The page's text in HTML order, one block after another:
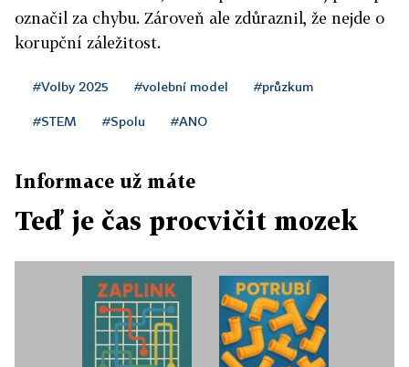
označil za chybu. Zároveň ale zdůraznil, že nejde o
korupční záležitost.
#Volby 2025 #volební model #průzkum
#STEM #Spolu #ANO
Informace už máte
Teď je čas procvičit mozek